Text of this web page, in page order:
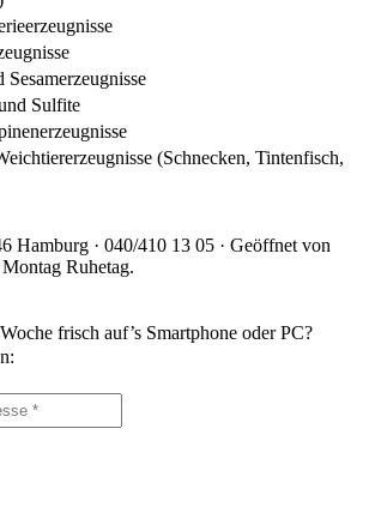
Sesamerzeugnisse
Sulfite
(Schnecken, Tintenfisch,
Hamburg · 040/410 13 05 · Geöffnet von
Ruhetag.
frisch auf’s Smartphone oder PC?